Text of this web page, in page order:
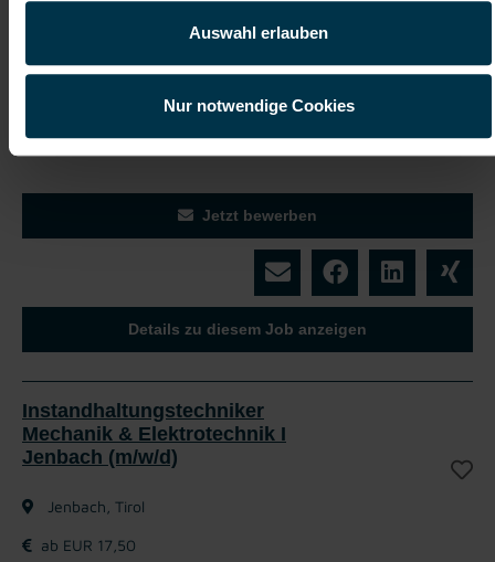
Auswahl erlauben
Nur notwendige Cookies
Du möchtest Verantwortung übernehmen und
gemeinsam mit deinem Team für einen reibungslosen
Produktionsablauf sorgen? Dann freuen wir uns auf
Jenbach!
Jetzt bewerben
Details zu diesem Job anzeigen
Instandhaltungstechniker
Mechanik & Elektrotechnik I
Jenbach (m/w/d)
Jenbach, Tirol
ab EUR 17,50